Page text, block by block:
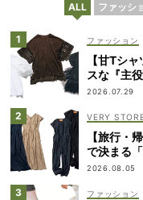
ALL ファッシ
ファッション
【甘Tシ
スな『主
2026.07.29
VERY
【旅行・
で決まる
2026.08.05
ファッション